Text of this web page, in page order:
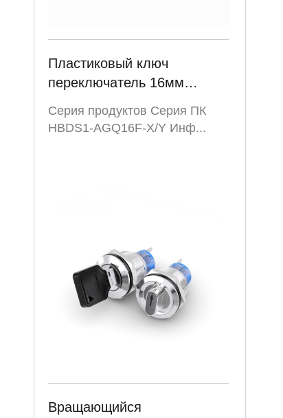
Пластиковый ключ
переключатель 16мм
переключатель 2
Серия продуктов Серия ПК
HBDS1-AGQ16F-X/Y Инф...
Вращающийся